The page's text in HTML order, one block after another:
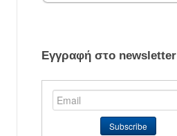
Εγγραφή στο newsletter